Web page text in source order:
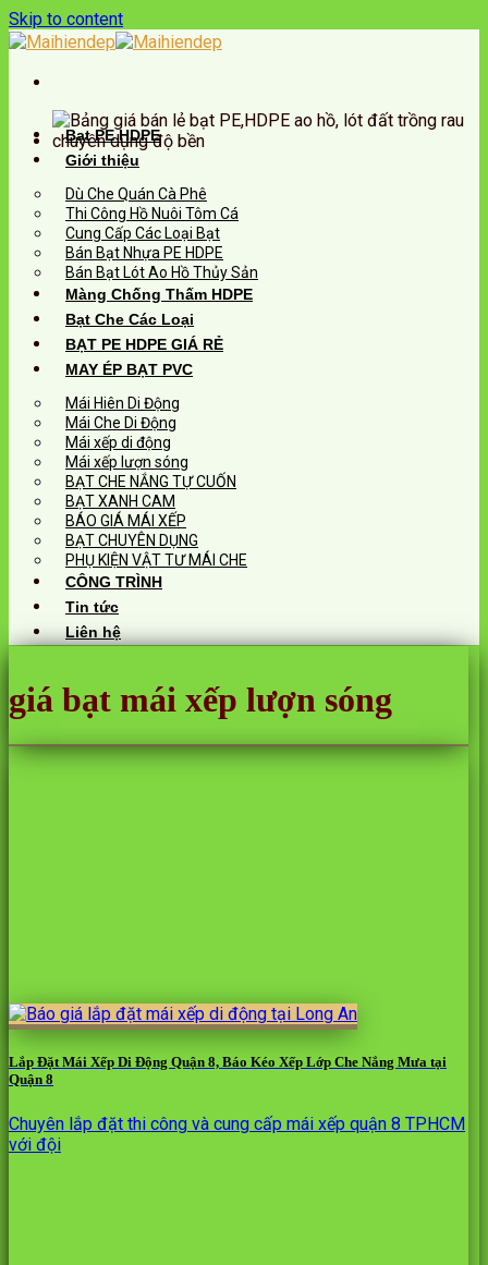
Skip to content
Bạt PE HDPE
Giới thiệu
Dù Che Quán Cà Phê
Thi Công Hồ Nuôi Tôm Cá
Cung Cấp Các Loại Bạt
Bán Bạt Nhựa PE HDPE
Bán Bạt Lót Ao Hồ Thủy Sản
Màng Chống Thấm HDPE
Bạt Che Các Loại
BẠT PE HDPE GIÁ RẺ
MAY ÉP BẠT PVC
Mái Hiên Di Động
Mái Che Di Động
Mái xếp di động
Mái xếp lượn sóng
BẠT CHE NẮNG TỰ CUỐN
BẠT XANH CAM
BÁO GIÁ MÁI XẾP
BẠT CHUYÊN DỤNG
PHỤ KIỆN VẬT TƯ MÁI CHE
CÔNG TRÌNH
Tin tức
Liên hệ
giá bạt mái xếp lượn sóng
Lắp Đặt Mái Xếp Di Động Quận 8, Báo Kéo Xếp Lớp Che Nắng Mưa tại
Quận 8
Chuyên lắp đặt thi công và cung cấp mái xếp quận 8 TPHCM
với đội